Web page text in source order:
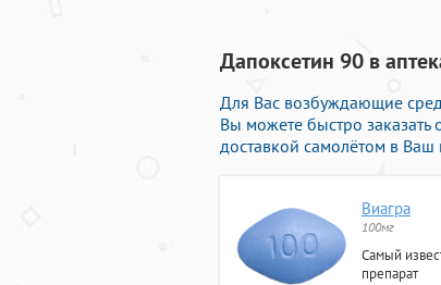
Дапоксетин 90 в
Для Вас возбуждающие
Вы можете быстро
доставкой самолётом в Ваш
Виагра
100мг
Самый
препарат